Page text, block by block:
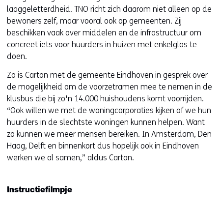
laaggeletterdheid. TNO richt zich daarom niet alleen op de
bewoners zelf, maar vooral ook op gemeenten. Zij
beschikken vaak over middelen en de infrastructuur om
concreet iets voor huurders in huizen met enkelglas te
doen.
Zo is Carton met de gemeente Eindhoven in gesprek over
de mogelijkheid om de voorzetramen mee te nemen in de
klusbus die bij zo'n 14.000 huishoudens komt voorrijden.
“Ook willen we met de woningcorporaties kijken of we hun
huurders in de slechtste woningen kunnen helpen. Want
zo kunnen we meer mensen bereiken. In Amsterdam, Den
Haag, Delft en binnenkort dus hopelijk ook in Eindhoven
werken we al samen,” aldus Carton.
Instructiefilmpje